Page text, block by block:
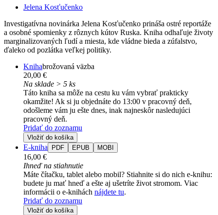
Jelena Kosťučenko
Investigatívna novinárka Jelena Kosťučenko prináša ostré reportáže
a osobné spomienky z rôznych kútov Ruska. Kniha odhaľuje životy
marginalizovaných ľudí a miesta, kde vládne bieda a zúfalstvo,
ďaleko od pozlátka veľkej politiky.
Knihabrožovaná väzba
20,00 €
Na sklade > 5 ks
Táto kniha sa môže na cestu ku vám vybrať prakticky
okamžite! Ak si ju objednáte do 13:00 v pracovný deň,
odošleme vám ju ešte dnes, inak najneskôr nasledujúci
pracovný deň.
Pridať do zoznamu
Vložiť do košíka
E-kniha PDF EPUB MOBI
16,00 €
Ihneď na stiahnutie
Máte čítačku, tablet alebo mobil? Stiahnite si do nich e-knihu:
budete ju mať hneď a ešte aj ušetríte život stromom. Viac
informácii o e-knihách nájdete tu.
Pridať do zoznamu
Vložiť do košíka